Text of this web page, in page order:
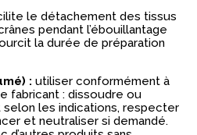
le détachement des tissus
pendant l’ébouillantage
la durée de préparation
: utiliser conformément à
fabricant : dissoudre ou
les indications, respecter
et neutraliser si demandé.